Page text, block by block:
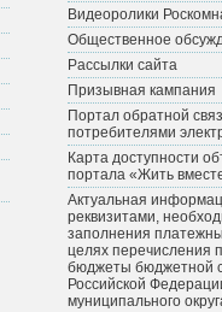
Видеоролики
Общественное
Рассылки сайта
Призывная кампания
Портал обратной
потребителями
Карта доступности
портала «Жить
Актуальная
реквизитами,
заполнения
целях перечисления
бюджеты бюджетной
Российской
муниципального